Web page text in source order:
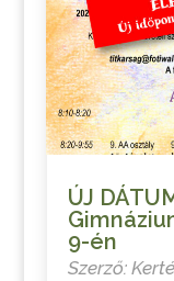
ÚJ
9-én
Szerző: